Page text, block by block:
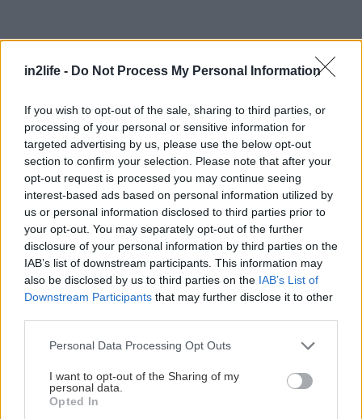
in2life - Do Not Process My Personal Information
If you wish to opt-out of the sale, sharing to third parties, or
processing of your personal or sensitive information for
targeted advertising by us, please use the below opt-out
section to confirm your selection. Please note that after your
opt-out request is processed you may continue seeing
interest-based ads based on personal information utilized by
us or personal information disclosed to third parties prior to
your opt-out. You may separately opt-out of the further
disclosure of your personal information by third parties on the
IAB’s list of downstream participants. This information may
also be disclosed by us to third parties on the IAB’s List of
Downstream Participants that may further disclose it to other
Please note that this website/app uses one or more Google
not limited to your visit or usage behaviour. You may click to
grant or deny consent to Google and its third-party tags to
use your data for below specified purposes in below Google
Personal Data Processing Opt Outs
I want to opt-out of the Sharing of my
personal data.
Opted In